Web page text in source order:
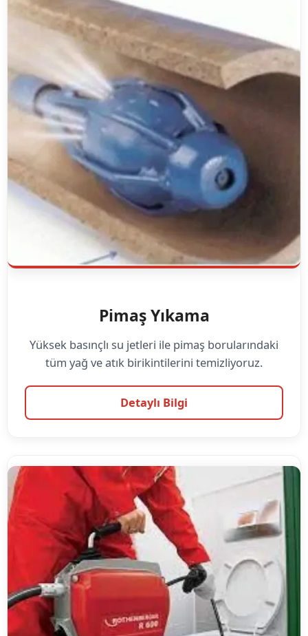
Pimaş Yıkama
Yüksek basınçlı su jetleri ile pimaş borularındaki
tüm yağ ve atık birikintilerini temizliyoruz.
Detaylı Bilgi